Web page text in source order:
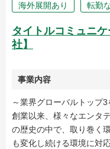
海外展開あり 転勤
タイトルコミュニ
社】
事業内容
～業界グローバルトップ
創業以来、様々なエンタ
の歴史の中で、取り巻く
も変化し続ける環境に対